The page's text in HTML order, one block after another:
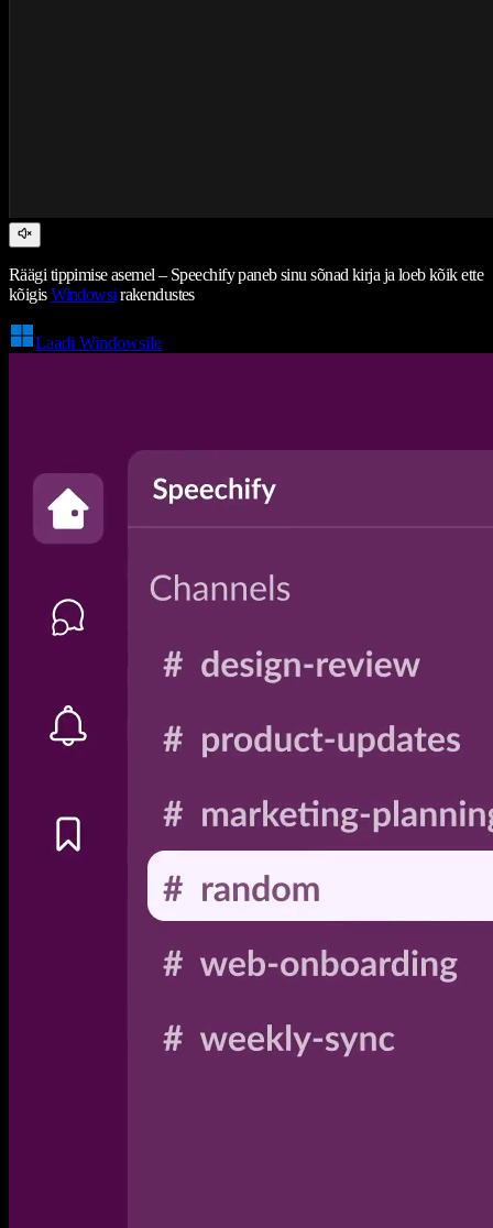
Räägi tippimise asemel – Speechify paneb sinu sõnad kirja ja loeb kõik ette
kõigisWindowsi rakendustes
Laadi Windowsile